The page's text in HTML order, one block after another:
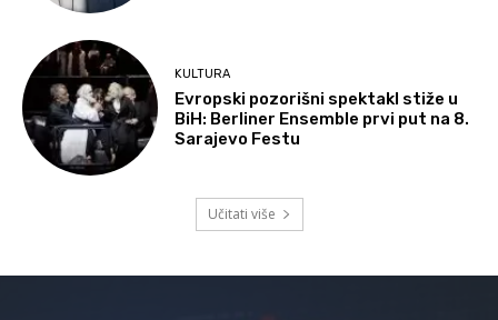
KULTURA
Evropski pozorišni spektakl stiže u
BiH: Berliner Ensemble prvi put na 8.
Sarajevo Festu
Učitati više